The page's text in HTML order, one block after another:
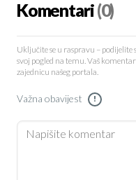
Komentari(0)
Uključite se u raspravu –
svoj pogled na temu. Vaš
zajednicu našeg portala.
Važna obavijest !